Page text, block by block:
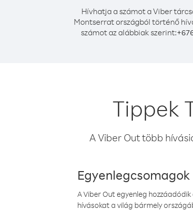
Hívhatja a számot a Viber
Montserrat országból történő
számot az alábbiak szerint:+
Tippek
A Viber Out több
Egyenlegcsomagok
A Viber Out egyenleg
hívásokat a világ bármely